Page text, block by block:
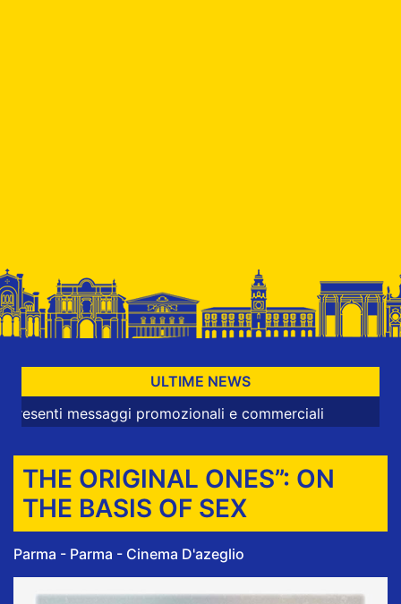
ULTIME NEWS
messaggi promozionali e commerciali
THE ORIGINAL ONES”: ON
THE BASIS OF SEX
Parma - Parma - Cinema D'azeglio